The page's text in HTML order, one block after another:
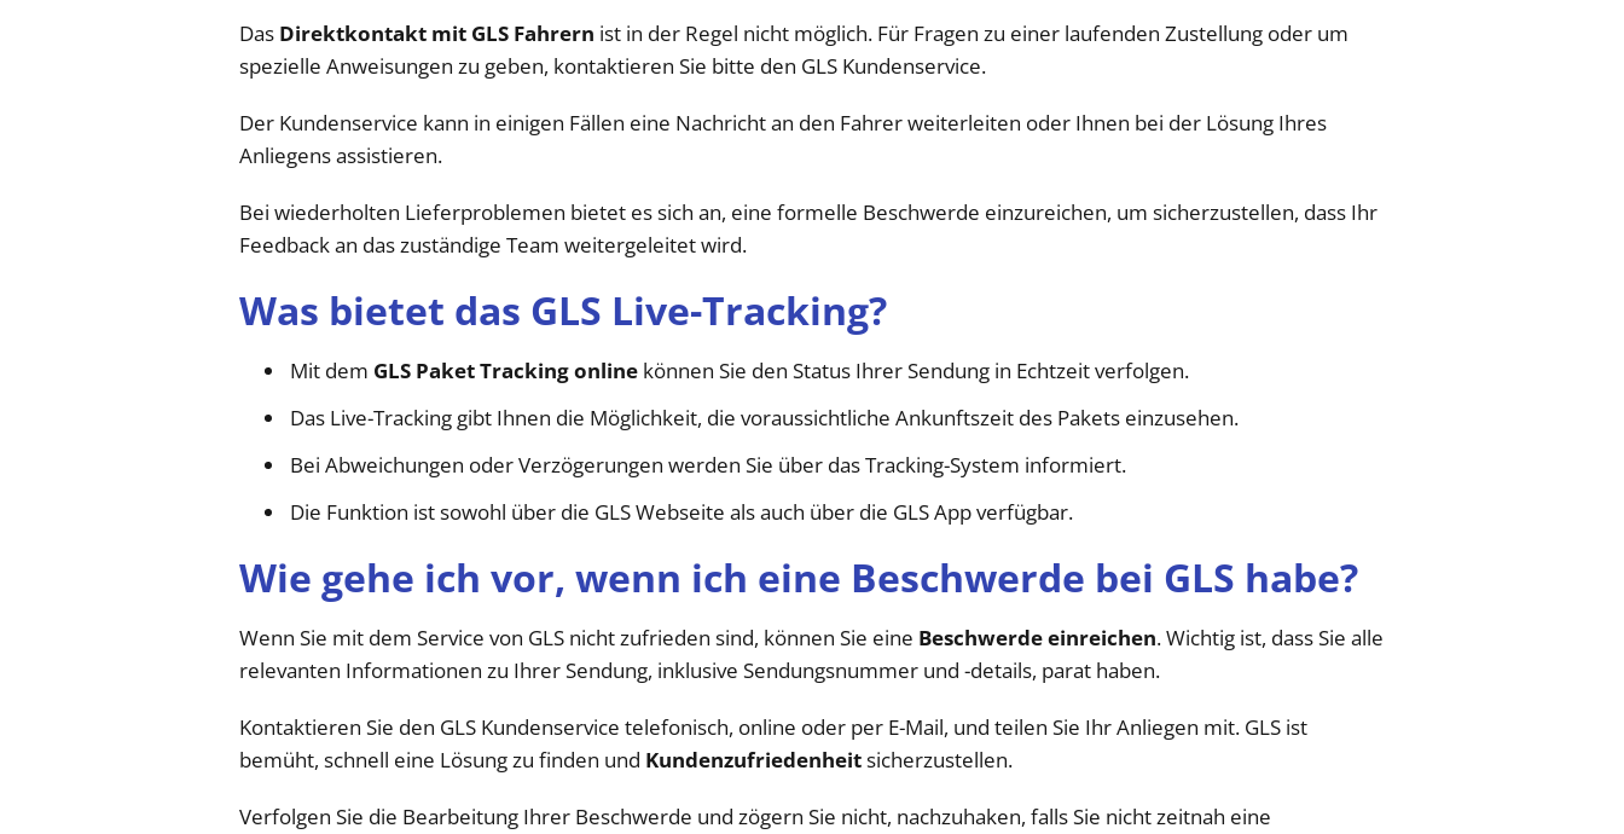
Das Direktkontakt mit GLS Fahrern ist in der Regel nicht möglich. Für Fragen zu einer laufenden Zustellung oder um
spezielle Anweisungen zu geben, kontaktieren Sie bitte den GLS Kundenservice.
Der Kundenservice kann in einigen Fällen eine Nachricht an den Fahrer weiterleiten oder Ihnen bei der Lösung Ihres
Anliegens assistieren.
Bei wiederholten Lieferproblemen bietet es sich an, eine formelle Beschwerde einzureichen, um sicherzustellen, dass Ihr
Feedback an das zuständige Team weitergeleitet wird.
Was bietet das GLS Live-Tracking?
Mit dem GLS Paket Tracking online können Sie den Status Ihrer Sendung in Echtzeit verfolgen.
Das Live-Tracking gibt Ihnen die Möglichkeit, die voraussichtliche Ankunftszeit des Pakets einzusehen.
Bei Abweichungen oder Verzögerungen werden Sie über das Tracking-System informiert.
Die Funktion ist sowohl über die GLS Webseite als auch über die GLS App verfügbar.
Wie gehe ich vor, wenn ich eine Beschwerde bei GLS habe?
Wenn Sie mit dem Service von GLS nicht zufrieden sind, können Sie eine Beschwerde einreichen. Wichtig ist, dass Sie alle
relevanten Informationen zu Ihrer Sendung, inklusive Sendungsnummer und -details, parat haben.
Kontaktieren Sie den GLS Kundenservice telefonisch, online oder per E-Mail, und teilen Sie Ihr Anliegen mit. GLS ist
bemüht, schnell eine Lösung zu finden und Kundenzufriedenheitsicherzustellen.
Verfolgen Sie die Bearbeitung Ihrer Beschwerde und zögern Sie nicht, nachzuhaken, falls Sie nicht zeitnah eine